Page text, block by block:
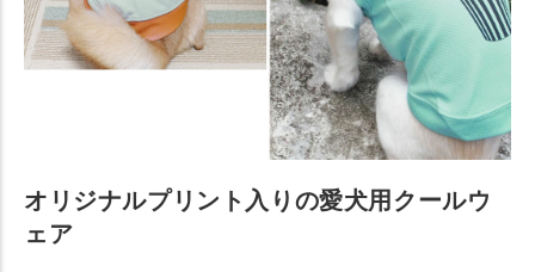
オリジナルプリント入りの愛犬用クールウ
ェア